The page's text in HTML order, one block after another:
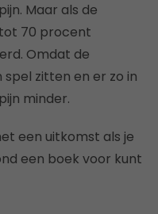
Maar als de
tot 70 procent
Omdat de
zitten en er zo in
minder.
een uitkomst als je
een boek voor kunt